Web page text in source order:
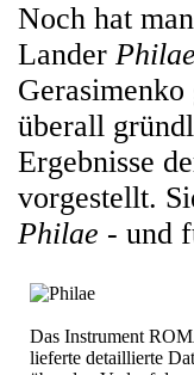
Noch hat
Lander Philae
überall
Ergebnisse
vorgestellt.
Philae - und
Das Instrument
lieferte detaillierte